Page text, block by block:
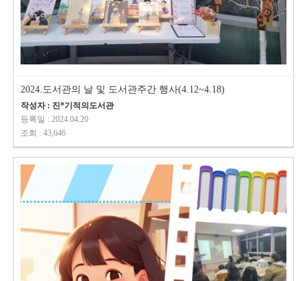
2024.도서관의 날 및 도서관주간 행사(4.12~4.18)
작성자 : 진*기적의도서관
등록일 : 2024.04.20
조회 : 43,646